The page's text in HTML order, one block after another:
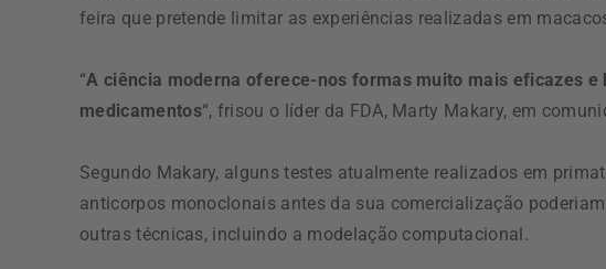
feira que pretende limitar as experiências realizadas em
“A ciência moderna oferece-nos formas muito mais eficazes e
medicamentos“, frisou o líder da FDA, Marty Makary, em
Segundo Makary, alguns testes atualmente realizados em
anticorpos monoclonais antes da sua comercialização
outras técnicas, incluindo a modelação computacional.